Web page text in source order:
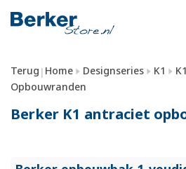
Terug | Home Designseries K1
Opbouwranden
Berker K1 antraciet